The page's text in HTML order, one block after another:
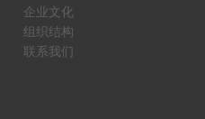
企业文化
组织结构
联系我们